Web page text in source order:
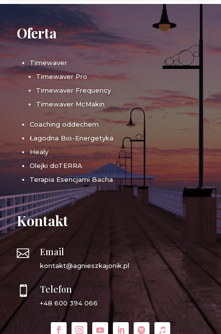
Oferta
Timewaver
Timewaver Pro
Timewaver Frequency
Timewaver McMakin
Coaching oddechem
Łagodna Bio-Energetyka
Healy
Olejki doTERRA
Terapia Esencjami Bacha
Kontakt
 Email
kontakt@agnieszkajonik.pl
 Telefon
+48 600 394 066